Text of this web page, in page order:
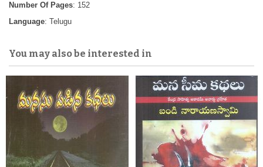
Number Of Pages: 152
Language: Telugu
You may also be interested in